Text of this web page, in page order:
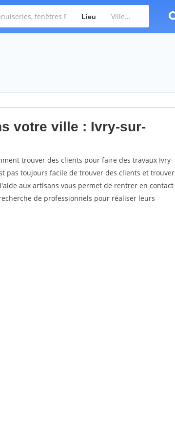
Lieu
votre ville : Ivry-sur-
trouver des clients pour faire des travaux Ivry-
pas toujours facile de trouver des clients et trouver
aux artisans vous permet de rentrer en contact
de professionnels pour réaliser leurs